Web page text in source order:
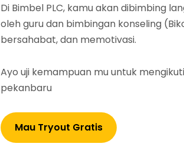
Di Bimbel PLC, kamu akan dibimbing
oleh guru dan bimbingan konseling
bersahabat, dan memotivasi.
Ayo uji kemampuan mu untuk
pekanbaru
Mau Tryout Gratis